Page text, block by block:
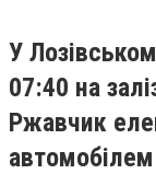
У
07:40 на
Ржавчик
автомобілем